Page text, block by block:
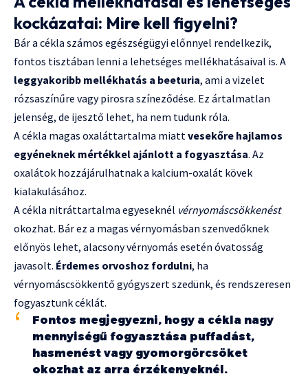
kockázatai: Mire kell figyelni?
Bár a cékla számos egészségügyi előnnyel rendelkezik,
fontos tisztában lenni a lehetséges mellékhatásaival is. A
leggyakoribb mellékhatás a beeturia, ami a vizelet
rózsaszínűre vagy pirosra színeződése. Ez ártalmatlan
jelenség, de ijesztő lehet, ha nem tudunk róla.
A cékla magas oxaláttartalma miattvesekőre hajlamos
egyéneknek mértékkel ajánlott a fogyasztása. Az
oxalátok hozzájárulhatnak a kalcium-oxalát kövek
kialakulásához.
A cékla nitráttartalma egyeseknél vérnyomáscsökkenést
okozhat. Bár ez a magas vérnyomásban szenvedőknek
előnyös lehet, alacsony vérnyomás esetén óvatosság
javasolt. Érdemes orvoshoz fordulni, ha
vérnyomáscsökkentő gyógyszert szedünk, és rendszeresen
fogyasztunk céklát.
Fontos megjegyezni, hogy a cékla nagy
mennyiségű fogyasztása puffadást,
hasmenést vagy gyomorgörcsöket
okozhat az arra érzékenyeknél.